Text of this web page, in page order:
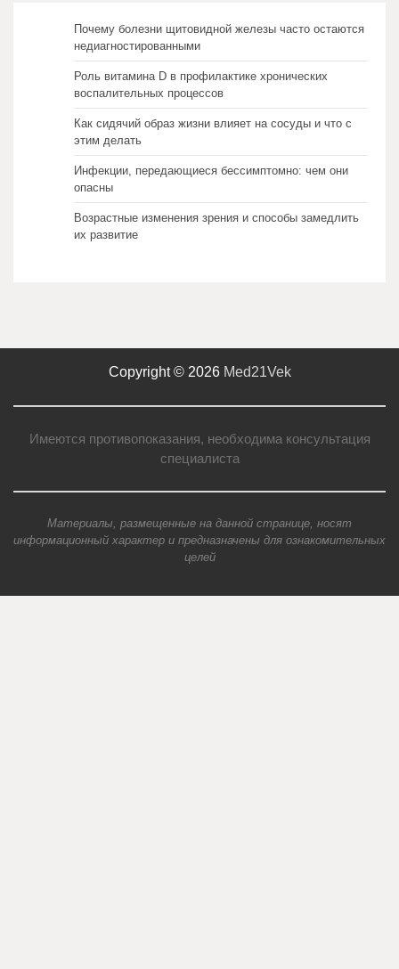
Почему болезни щитовидной железы часто остаются
недиагностированными
Роль витамина D в профилактике хронических
воспалительных процессов
Как сидячий образ жизни влияет на сосуды и что с
этим делать
Инфекции, передающиеся бессимптомно: чем они
опасны
Возрастные изменения зрения и способы замедлить
их развитие
Copyright © 2026 Med21Vek
Имеются противопоказания, необходима консультация
специалиста
Материалы, размещенные на данной странице, носят
информационный характер и предназначены для ознакомительных
целей